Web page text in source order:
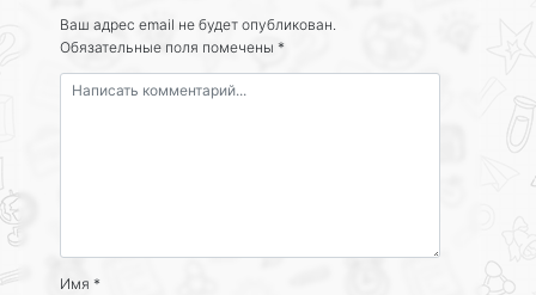
Ваш адрес email не будет опубликован.
Обязательные поля помечены *
Имя *